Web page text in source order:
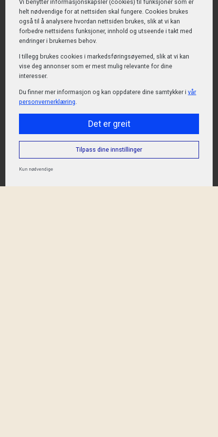
Vi benytter informasjons­kapsler (cookies) til funksjoner som er
helt nødvendige for at nettsiden skal fungere. Cookies brukes
også til å analysere hvordan nettsiden brukes, slik at vi kan
forbedre nettsidens funksjoner, innhold og utseende i takt med
endringer i brukernes behov.
I tillegg brukes cookies i markedsførings­øyemed, slik at vi kan
vise deg annonser som er mest mulig relevante for dine
interesser.
Du finner mer informasjon og kan oppdatere dine samtykker ivår
personvernerklæring.
Det er greit
Tilpass dine innstillinger
Kun nødvendige